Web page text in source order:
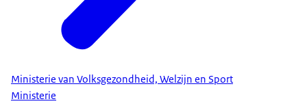
Ministerie van Volksgezondheid, Welzijn en Sport
Ministerie